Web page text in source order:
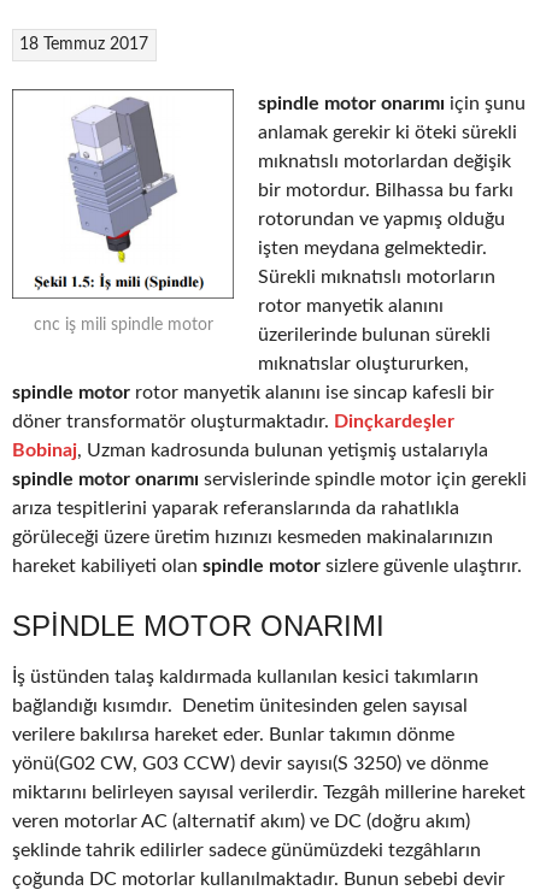
18 Temmuz 2017
cnc iş mili spindle motor
spindle motor onarımı için şunu
anlamak gerekir ki öteki sürekli
mıknatıslı motorlardan değişik
bir motordur. Bilhassa bu farkı
rotorundan ve yapmış olduğu
işten meydana gelmektedir.
Sürekli mıknatıslı motorların
rotor manyetik alanını
üzerilerinde bulunan sürekli
mıknatıslar oluştururken,
spindle motor rotor manyetik alanını ise sincap kafesli bir
döner transformatör oluşturmaktadır. Dinçkardeşler
Bobinaj, Uzman kadrosunda bulunan yetişmiş ustalarıyla
spindle motor onarımı servislerinde spindle motor için gerekli
arıza tespitlerini yaparak referanslarında da rahatlıkla
görüleceği üzere üretim hızınızı kesmeden makinalarınızın
hareket kabiliyeti olan spindle motor sizlere güvenle ulaştırır.
SPINDLE MOTOR ONARIMI
İş üstünden talaş kaldırmada kullanılan kesici takımların
bağlandığı kısımdır. Denetim ünitesinden gelen sayısal
verilere bakılırsa hareket eder. Bunlar takımın dönme
yönü(G02 CW, G03 CCW) devir sayısı(S 3250) ve dönme
miktarını belirleyen sayısal verilerdir. Tezgâh millerine hareket
veren motorlar AC (alternatif akım) ve DC (doğru akım)
şeklinde tahrik edilirler sadece günümüzdeki tezgâhların
çoğunda DC motorlar kullanılmaktadır. Bunun sebebi devir